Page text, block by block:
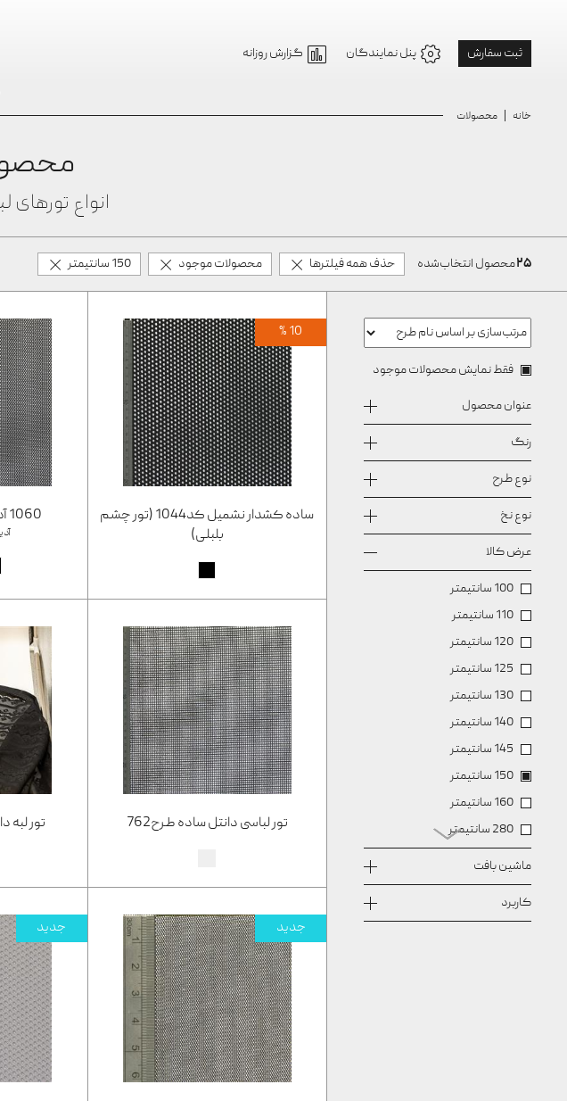
ثبت سفارش پنل نمایندگان گزارش روزانه
خانه محصولات
انواع
۲۵محصول انتخاب‌شده حذف همه فیلترها محصولات موجود 150 سانتیمتر
فقط نمایش محصولات موجود
عنوان محصول
رنگ
نوع طرح
نوع نخ
عرض کالا
100 سانتیمتر
110 سانتیمتر
120 سانتیمتر
125 سانتیمتر
130 سانتیمتر
140 سانتیمتر
145 سانتیمتر
150 سانتیمتر
160 سانتیمتر
280 سانتیمتر
300 سانتیمتر
70 سانتیمتر
ماشین بافت
کاربرد
10 %
ساده کشدار نشمیل کد1044 (تور چشم
بلبلی)
1060 آدیداسی های فیلامنت
تور لباسی دانتل ساده طرح762 تور لبه
جدید جدید